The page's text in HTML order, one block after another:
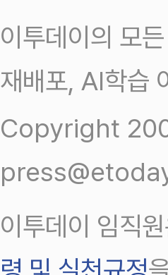
이투데이의 모
재배포, AI학습
Copyright
이투데이 임직